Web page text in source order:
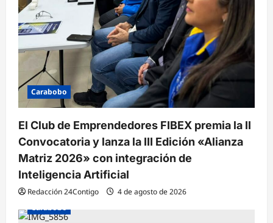
Carabobo
El Club de Emprendedores FIBEX premia la II
Convocatoria y lanza la III Edición «Alianza
Matriz 2026» con integración de
Inteligencia Artificial
Redacción 24Contigo
4 de agosto de 2026
Carabobo